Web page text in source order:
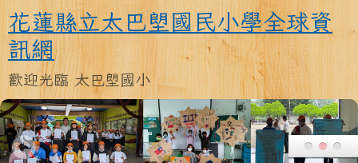
跳至主內容區
花蓮縣立太巴塱國民小學全球資訊
花蓮縣立太巴塱國民小學全球資
訊網
歡迎光臨 太巴塱國小